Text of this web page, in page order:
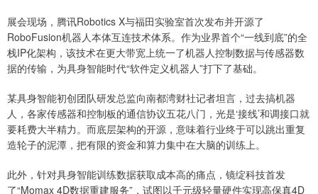
展会现场，腾讯Robotics X与福田实验室首次发布并开源了
RoboFusion机器人本体互连技术体系。作为业界首个“一线到底”的全
栈IP化架构，该技术在更大带宽上统一了机器人控制数据与传感器数
据的传输，为具身智能时代“软件定义机器人”打下了基础。
某具身智能初创团队研发总监向南都湾财社记者坦言，过去搞机器
人，各家传感器和控制板的通信协议五花八门，光是‘接线’和调接口就
要耗费大半精力。而底层架构的开源，意味着行业终于可以跳出重复
造轮子的泥潭，把有限的资金和算力集中在大脑的训练上。
此外，针对具身智能训练数据获取成本高的痛点，镜绽科技首发
了“Momax 4D数据重建服务”，试图以千元级轻量硬件实现高保真4D